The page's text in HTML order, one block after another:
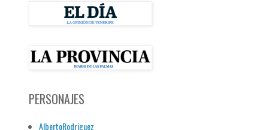
PERSONAJES
AlbertoRodriguez